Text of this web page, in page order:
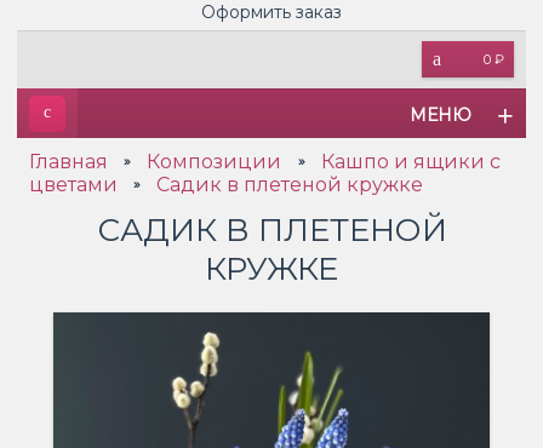
0 ₽
Оформить заказ
МЕНЮ
Главная » Композиции »
Кашпо и ящики с
цветами
» Садик в плетеной кружке
САДИК В ПЛЕТЕНОЙ
КРУЖКЕ